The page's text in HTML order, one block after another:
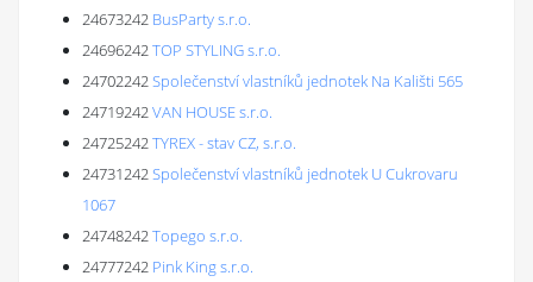
24673242 BusParty s.r.o.
24696242TOP STYLING s.r.o.
24702242Společenství vlastníků jednotek Na Kališti 565
24719242VAN HOUSE s.r.o.
24725242TYREX - stav CZ, s.r.o.
24731242Společenství vlastníků jednotek U Cukrovaru
1067
24748242Topego s.r.o.
24777242 Pink King s.r.o.